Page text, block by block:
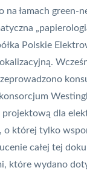
na łamach green-
Polskie
projektową dla
o której tylko
całej tej
które wydano